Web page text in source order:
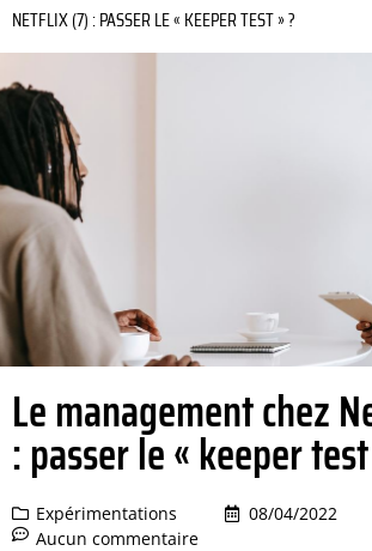
NETFLIX (7) : PASSER LE « KEEPER TEST » ?
Le management chez
: passer le « keeper
Expérimentations
08/04/2022
Aucun commentaire